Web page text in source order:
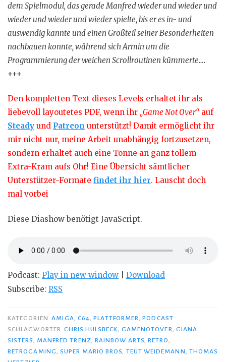
dem Spielmodul, das gerade Manfred wieder und wieder und
wieder und wieder und wieder spielte, bis er es in- und
auswendig kannte und einen Großteil seiner Besonderheiten
nachbauen konnte, während sich Armin um die
Programmierung der weichen Scrollroutinen kümmerte….
+++
Den kompletten Text dieses Levels erhaltet ihr als
liebevoll layoutetes PDF, wenn ihr „Game Not Over“ auf
Steady und Patreon unterstützt! Damit ermöglicht ihr
mir nicht nur, meine Arbeit unabhängig fortzusetzen,
sondern erhaltet auch eine Tonne an ganz tollem
Extra-Kram aufs Ohr! Eine Übersicht sämtlicher
Unterstützer-Formate findet ihr hier. Lauscht doch
mal vorbei
Diese Diashow benötigt JavaScript.
Podcast: Play in new window
Download
Subscribe: RSS
KATEGORIEN AMIGA C64 ,PLATTFORMER ,PODCAST
SCHLAGWÖRTER
CHRIS HÜLSBECK GAMENOTOVER
GIANA
SISTERS
MANFRED TRENZ RAINBOW ARTS ,RETRO
RETROGAMING
,SUPER MARIO BROS TEUT WEIDEMANN
THOMAS